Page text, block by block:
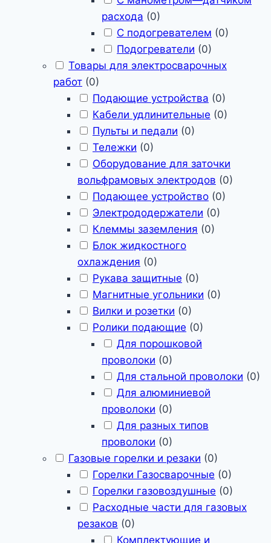
расхода (0)
С подогревателем (0)
Подогреватели (0)
Товары для электросварочных
работ (0)
Подающие устройства (0)
Кабели удлинительные (0)
Пульты и педали (0)
Тележки (0)
Оборудование для заточки
вольфрамовых электродов (0)
Подающее устройство (0)
Электрододержатели (0)
Клеммы заземления (0)
Блок жидкостного
охлаждения (0)
Рукава защитные (0)
Магнитные угольники (0)
Вилки и розетки (0)
Ролики подающие (0)
Для порошковой
проволоки (0)
Для стальной проволоки (0)
Для алюминиевой
проволоки (0)
Для разных типов
проволоки (0)
Газовые горелки и резаки (0)
Горелки Газосварочные (0)
Горелки газовоздушные (0)
Расходные части для газовых
резаков (0)
Комплектующие и